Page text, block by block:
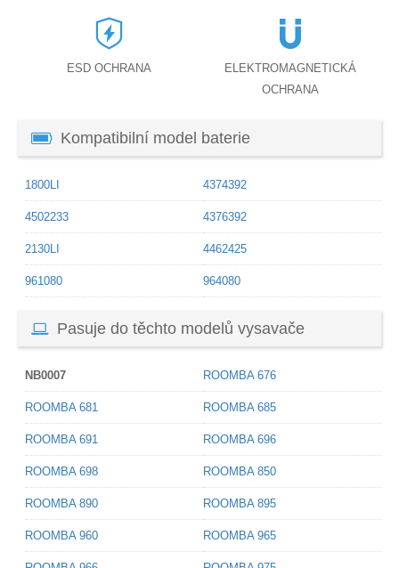
ESD OCHRANA
ELEKTROMAGNETICKÁ
OCHRANA
Kompatibilní model baterie
1800LI 4374392
4502233 4376392
2130LI 4462425
961080 964080
Pasuje do těchto modelů vysavače
NB0007 ROOMBA 676
ROOMBA 681 ROOMBA 685
ROOMBA 691 ROOMBA 696
ROOMBA 698 ROOMBA 850
ROOMBA 890 ROOMBA 895
ROOMBA 960 ROOMBA 965